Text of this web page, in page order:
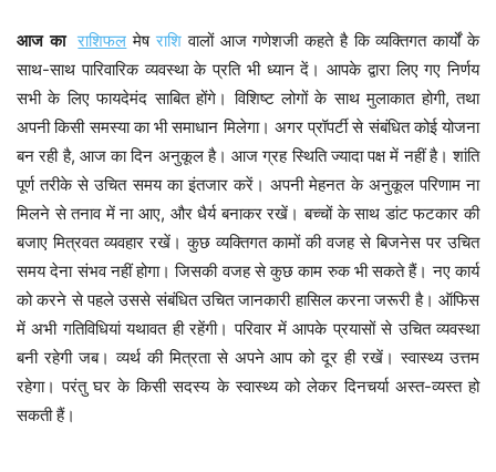
आज का राशिफल मेषराशिवालों आज गणेशजी कहते है कि व्यक्तिगत कार्यों के
साथ-साथ पारिवारिक व्यवस्था के प्रति भी ध्यान दें। आपके द्वारा लिए गए निर्णय
सभी के लिए फायदेमंद साबित होंगे। विशिष्ट लोगों के साथ मुलाकात होगी, तथा
अपनी किसी समस्या का भी समाधान मिलेगा। अगर प्रॉपर्टी से संबंधित कोई योजना
बन रही है, आज का दिन अनुकूल है। आज ग्रह स्थिति ज्यादा पक्ष में नहीं है। शांति
पूर्ण तरीके से उचित समय का इंतजार करें। अपनी मेहनत के अनुकूल परिणाम ना
मिलने से तनाव में ना आए, और धैर्य बनाकर रखें। बच्चों के साथ डांट फटकार की
बजाए मित्रवत व्यवहार रखें। कुछ व्यक्तिगत कामों की वजह से बिजनेस पर उचित
समय देना संभव नहीं होगा। जिसकी वजह से कुछ काम रुक भी सकते हैं। नए कार्य
को करने से पहले उससे संबंधित उचित जानकारी हासिल करना जरूरी है। ऑफिस
में अभी गतिविधियां यथावत ही रहेंगी। परिवार में आपके प्रयासों से उचित व्यवस्था
बनी रहेगी जब। व्यर्थ की मित्रता से अपने आप को दूर ही रखें। स्वास्थ्य उत्तम
रहेगा। परंतु घर के किसी सदस्य के स्वास्थ्य को लेकर दिनचर्या अस्त-व्यस्त हो
सकती हैं।